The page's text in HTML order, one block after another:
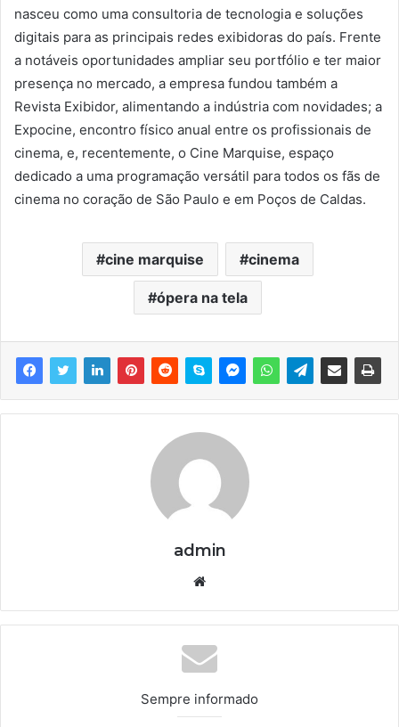
nasceu como uma consultoria de tecnologia e soluções
digitais para as principais redes exibidoras do país. Frente
a notáveis oportunidades ampliar seu portfólio e ter maior
presença no mercado, a empresa fundou também a
Revista Exibidor, alimentando a indústria com novidades; a
Expocine, encontro físico anual entre os profissionais de
cinema, e, recentemente, o Cine Marquise, espaço
dedicado a uma programação versátil para todos os fãs de
cinema no coração de São Paulo e em Poços de Caldas.
cine marquise cinema
ópera na tela
admin
te
Sempre informado